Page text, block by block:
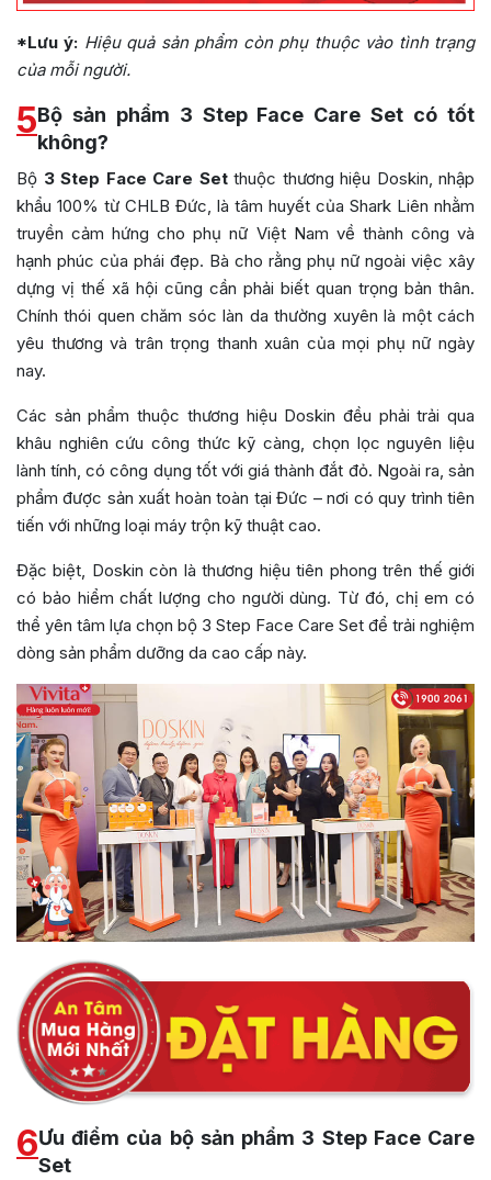
*Lưu ý: Hiệu quả sản phẩm còn phụ thuộc vào tình trạng
của mỗi người.
5Bộ sản phẩm 3 Step Face Care Set có tốt
không?
Bộ 3 Step Face Care Setthuộc thương hiệu Doskin, nhập
khẩu 100% từ CHLB Đức, là tâm huyết của Shark Liên nhằm
truyền cảm hứng cho phụ nữ Việt Nam về thành công và
hạnh phúc của phái đẹp. Bà cho rằng phụ nữ ngoài việc xây
dựng vị thế xã hội cũng cần phải biết quan trọng bản thân.
Chính thói quen chăm sóc làn da thường xuyên là một cách
yêu thương và trân trọng thanh xuân của mọi phụ nữ ngày
nay.
Các sản phẩm thuộc thương hiệu Doskin đều phải trải qua
khâu nghiên cứu công thức kỹ càng, chọn lọc nguyên liệu
lành tính, có công dụng tốt với giá thành đắt đỏ. Ngoài ra, sản
phẩm được sản xuất hoàn toàn tại Đức – nơi có quy trình tiên
tiến với những loại máy trộn kỹ thuật cao.
Đặc biệt, Doskin còn là thương hiệu tiên phong trên thế giới
có bảo hiểm chất lượng cho người dùng. Từ đó, chị em có
thể yên tâm lựa chọn bộ 3 Step Face Care Set để trải nghiệm
dòng sản phẩm dưỡng da cao cấp này.
6Ưu điểm của bộ sản phẩm 3 Step Face Care
Set